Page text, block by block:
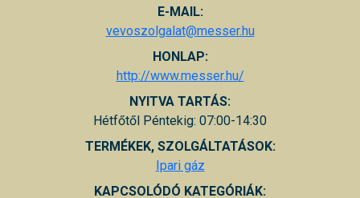
E-MAIL:
vevoszolgalat@messer.hu
HONLAP:
http://www.messer.hu/
NYITVA TARTÁS:
Hétfőtől Péntekig: 07:00-14:30
TERMÉKEK, SZOLGÁLTATÁSOK:
Ipari gáz
KAPCSOLÓDÓ KATEGÓRIÁK: